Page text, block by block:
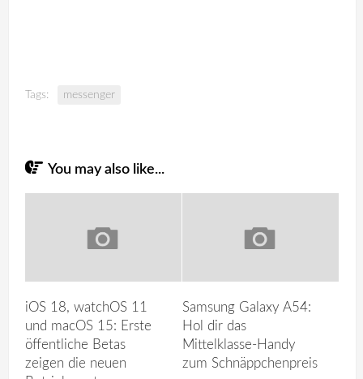
Tags: messenger
You may also like...
iOS 18, watchOS 11
und macOS 15: Erste
öffentliche Betas
zeigen die neuen
Samsung Galaxy A54:
Hol dir das
Mittelklasse-Handy
zum Schnäppchenpreis